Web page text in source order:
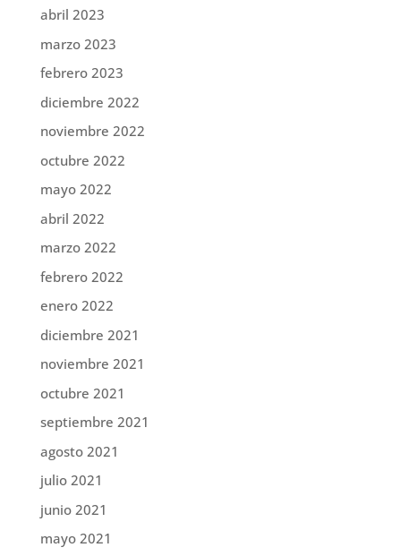
abril 2023
marzo 2023
febrero 2023
diciembre 2022
noviembre 2022
octubre 2022
mayo 2022
abril 2022
marzo 2022
febrero 2022
enero 2022
diciembre 2021
noviembre 2021
octubre 2021
septiembre 2021
agosto 2021
julio 2021
junio 2021
mayo 2021